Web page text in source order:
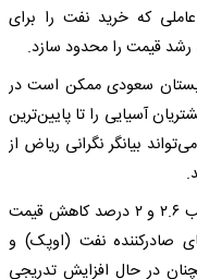
که خرید نفت را برای
رشد قیمت را محدود سازد.
عربستان سعودی ممکن است در
آسیایی را تا پایین‌ترین
بیانگر نگرانی ریاض از
نفت برنت و وست‌تگزاس در ماه اکتبر به ترتیب ۲.۶ و ۲ درصد کاهش قیمت
صادرکننده نفت (اوپک) و
در حال افزایش تدریجی